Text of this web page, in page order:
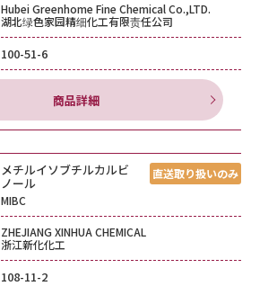
Hubei Greenhome Fine Chemical Co.,LTD.
湖北绿色家园精细化工有限责任公司
100-51-6
商品詳細
メチルイソブチルカルビ
ノール
MIBC
ZHEJIANG XINHUA CHEMICAL
浙江新化化工
108-11-2